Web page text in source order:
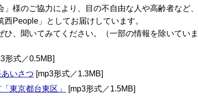
様のご協力により、目の不自由な人や高齢者など
People」としてお届けしています。
、聞いてみてください。（一部の情報を除いていま
形式／0.5MB]
いさつ [mp3形式／1.3MB]
東京都台東区」
[mp3形式／1.5MB]